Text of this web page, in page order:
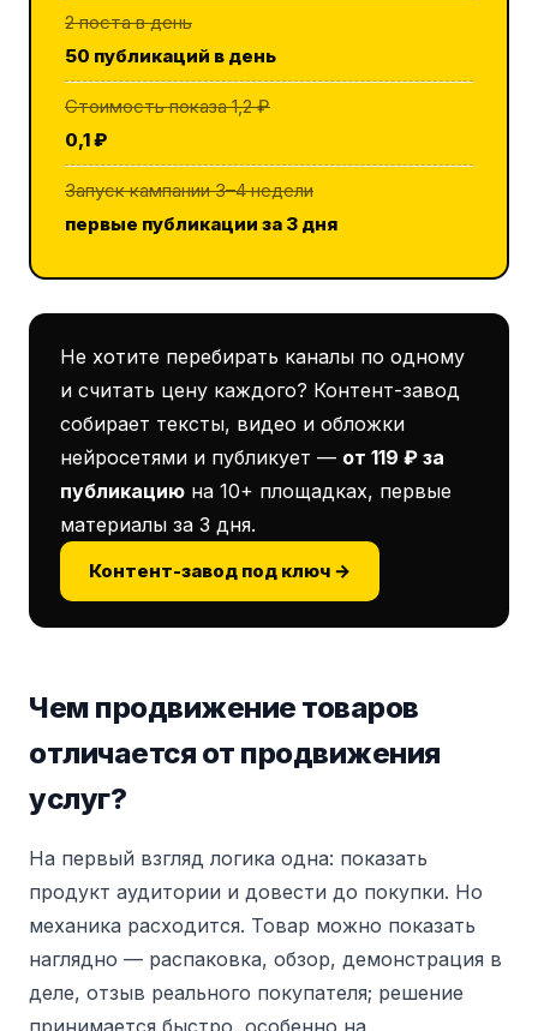
2 поста в день
50 публикаций в день
Стоимость показа 1,2 ₽
0,1 ₽
Запуск кампании 3–4 недели
первые публикации за 3 дня
Не хотите перебирать каналы по одному
и считать цену каждого? Контент-завод
собирает тексты, видео и обложки
нейросетями и публикует — от 119 ₽ за
публикацию на 10+ площадках, первые
материалы за 3 дня.
Контент-завод под ключ →
Чем продвижение товаров
отличается от продвижения
услуг?
На первый взгляд логика одна: показать
продукт аудитории и довести до покупки. Но
механика расходится. Товар можно показать
наглядно — распаковка, обзор, демонстрация в
деле, отзыв реального покупателя; решение
принимается быстро, особенно на